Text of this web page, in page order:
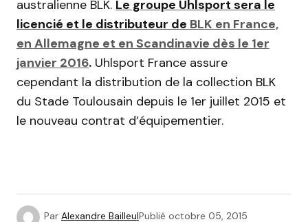
australienne BLK. Le groupe Uhlsport sera le
licencié et le distributeur de BLK en France,
en Allemagne et en Scandinavie dès le 1er
janvier 2016. Uhlsport France assure
cependant la distribution de la collection BLK
du Stade Toulousain depuis le 1er juillet 2015 et
le nouveau contrat d’équipementier.
Par Alexandre BailleulPublié octobre 05, 2015